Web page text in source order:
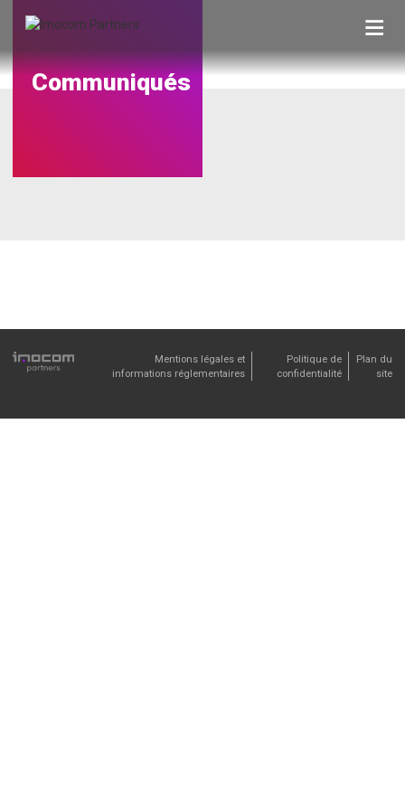
Communiqués
Mentions légales et
informations réglementaires
Politique de
confidentialité
Plan du
site